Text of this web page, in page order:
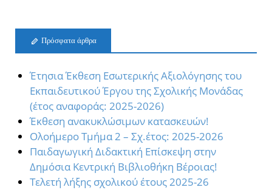
Πρόσφατα άρθρα
Έτησια Έκθεση Εσωτερικής Αξιολόγησης του
Εκπαιδευτικού Έργου της Σχολικής Μονάδας
(έτος αναφοράς: 2025-2026)
Έκθεση ανακυκλώσιμων κατασκευών!
Oλοήμερο Τμήμα 2 – Σχ.έτος: 2025-2026
Παιδαγωγική Διδακτική Επίσκεψη στην
Δημόσια Κεντρική Βιβλιοθήκη Βέροιας!
Τελετή λήξης σχολικού έτους 2025-26